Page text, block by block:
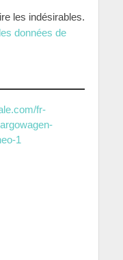
les indésirables.
données de